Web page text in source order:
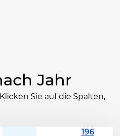
Jahr
Sie auf die Spalten,